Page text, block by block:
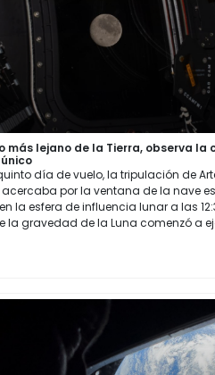
más lejano de la Tierra, observa la
día de vuelo, la tripulación de
por la ventana de la nave
la esfera de influencia lunar a las
la gravedad de la Luna comenzó a